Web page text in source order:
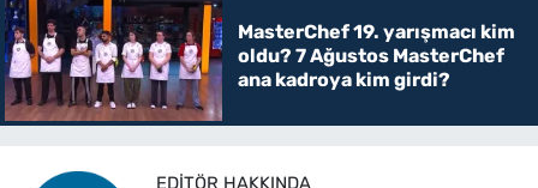
MasterChef 19. yarışmacı kim
oldu? 7 Ağustos MasterChef
ana kadroya kim girdi?
EDITÖR HAKKINDA